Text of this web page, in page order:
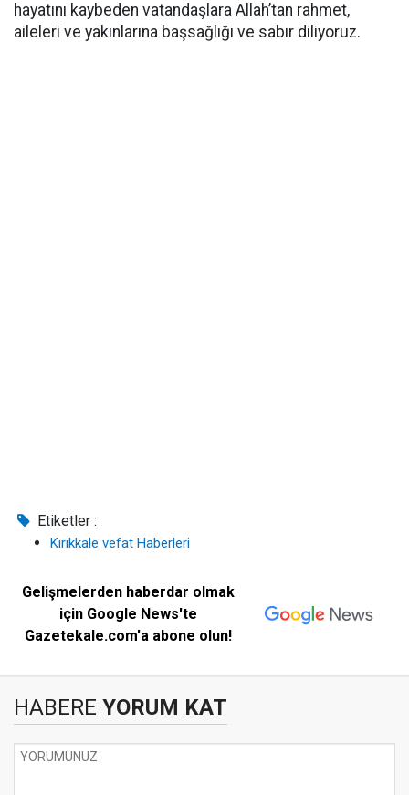
hayatını kaybeden vatandaşlara Allah’tan rahmet,
aileleri ve yakınlarına başsağlığı ve sabır diliyoruz.
Etiketler :
Kırıkkale vefat Haberleri
Gelişmelerden haberdar olmak
için Google News'te
Gazetekale.com'a abone olun!
HABERE YORUM KAT